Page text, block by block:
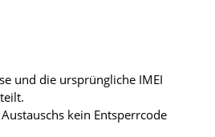
und die ursprüngliche IMEI
kein Entsperrcode